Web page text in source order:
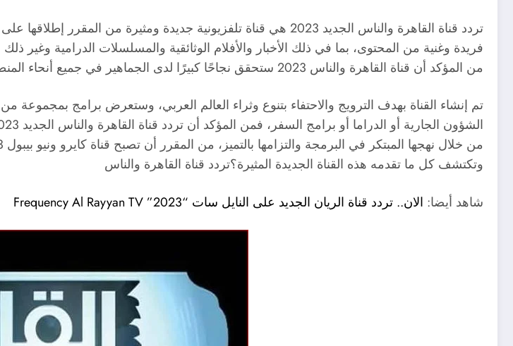
تردد قناة القاهرة والناس الجديد 2023 هي قناة تلفزيونية جديدة
فريدة وغنية من المحتوى، بما في ذلك الأخبار والأفلام الوثائقية والمسلسلات الدرامية وغير
من المؤكد أن قناة القاهرة والناس 2023 ستحقق نجاحًا كبيرًا لدى الجماهير في جميع أنحاء المنطقة وخارجها.
تم إنشاء القناة بهدف الترويج والاحتفاء بتنوع وثراء العالم العربي، وستعرض برامج
الشؤون الجارية أو الدراما أو برامج السفر، فمن المؤكد أن تردد قناة القاهرة والناس الجديد 2023 ستقدم شيئًا للجميع.
وتكتشف كل ما تقدمه هذه القناة الجديدة المثيرة؟تردد قناة القاهرة والناس
شاهد أيضا: الان.. تردد قناة الريان الجديد على النايل سات “2023” Frequency Al Rayyan TV